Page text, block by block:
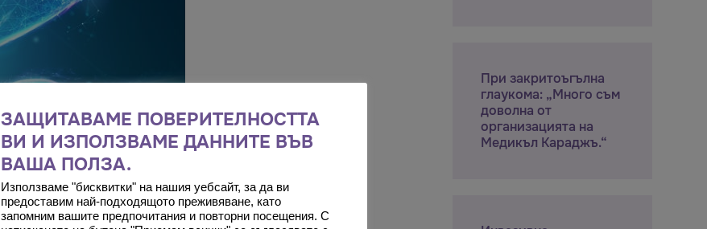
При закритоъгълна
глаукома: „Много съм
доволна от
организацията на
Медикъл Караджъ.“
ЗАЩИТАВАМЕ ПОВЕРИТЕЛНОСТТА
ВИ И ИЗПОЛЗВАМЕ ДАННИТЕ ВЪВ
ВАША ПОЛЗА.
Използваме "бисквитки" на нашия уебсайт, за да ви
предоставим най-подходящото преживяване, като
запомним вашите предпочитания и повторни посещения. С